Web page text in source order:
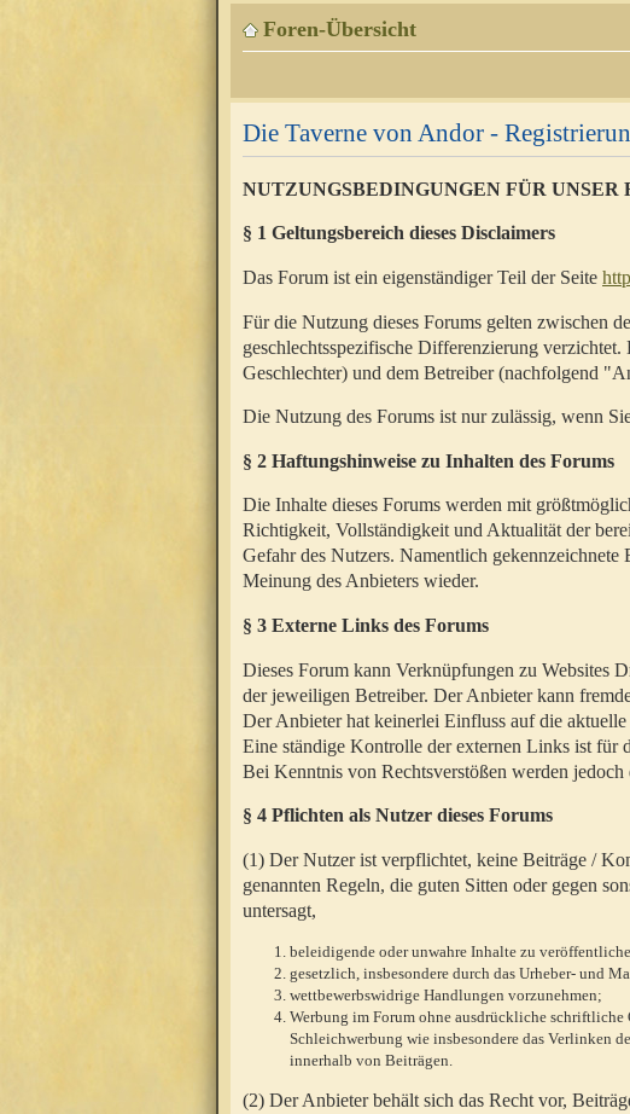
Foren-Übersicht
Die Taverne von Andor -
NUTZUNGSBEDINGUNGEN FÜR UNSER
§ 1 Geltungsbereich dieses Disclaimers
Das Forum ist ein eigenständiger Teil der Seite
Für die Nutzung dieses Forums gelten zwischen
geschlechtsspezifische Differenzierung
Geschlechter) und dem Betreiber (nachfolgend
Die Nutzung des Forums ist nur zulässig, wenn
§ 2 Haftungshinweise zu Inhalten des Forums
Die Inhalte dieses Forums werden mit
Richtigkeit, Vollständigkeit und Aktualität der
Gefahr des Nutzers. Namentlich
Meinung des Anbieters wieder.
§ 3 Externe Links des Forums
Dieses Forum kann Verknüpfungen zu Websites
der jeweiligen Betreiber. Der Anbieter kann
Der Anbieter hat keinerlei Einfluss auf die
Eine ständige Kontrolle der externen Links ist für
Bei Kenntnis von Rechtsverstößen werden
§ 4 Pflichten als Nutzer dieses Forums
(1) Der Nutzer ist verpflichtet, keine Beiträge /
genannten Regeln, die guten Sitten oder gegen
untersagt,
beleidigende oder unwahre Inhalte zu
gesetzlich, insbesondere durch das Urheber- und
wettbewerbswidrige Handlungen vorzunehmen;
Werbung im Forum ohne ausdrückliche
Schleichwerbung wie insbesondere das Verlinken
innerhalb von Beiträgen.
(2) Der Anbieter behält sich das Recht vor,